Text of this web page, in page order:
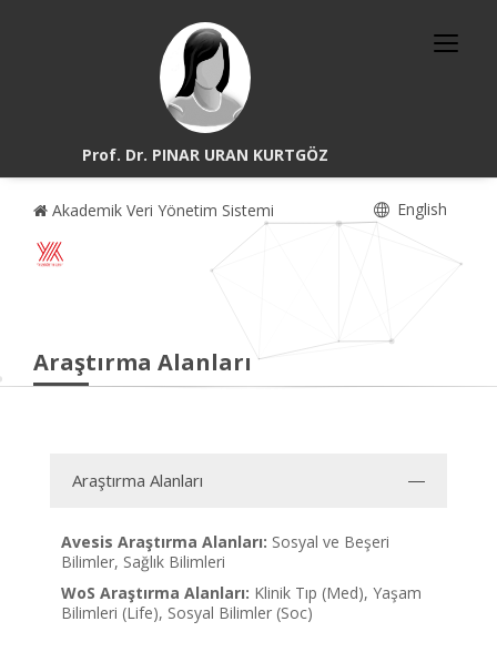
Prof. Dr. PINAR URAN KURTGÖZ
Akademik Veri Yönetim Sistemi English
Araştırma Alanları
Araştırma Alanları
Avesis Araştırma Alanları: Sosyal ve Beşeri
Bilimler, Sağlık Bilimleri
WoS Araştırma Alanları: Klinik Tıp (Med), Yaşam
Bilimleri (Life), Sosyal Bilimler (Soc)